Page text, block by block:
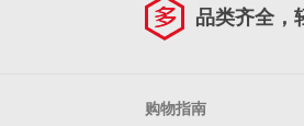
品类齐全，
购物指南